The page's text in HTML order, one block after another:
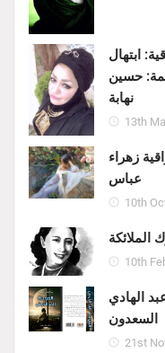
ابتهال
حسين
نهابة
13th
زهراء
عباس
10th
الملائكة
10th
الهادي
السعدون
21st